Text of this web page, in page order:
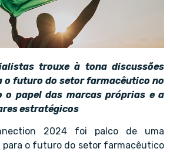
trouxe à tona discussões
o futuro do setor farmacêutico no
o papel das marcas próprias e a
estratégicos
2024 foi palco de uma
para o futuro do setor farmacêutico